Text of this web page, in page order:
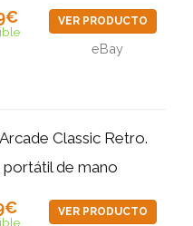
VER PRODUCTO
eBay
Classic Retro.
portátil de mano
VER PRODUCTO